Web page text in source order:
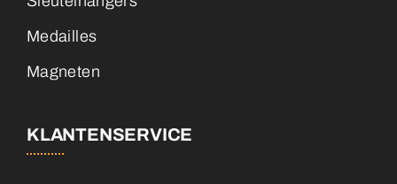
Medailles
Magneten
KLANTENSERVICE